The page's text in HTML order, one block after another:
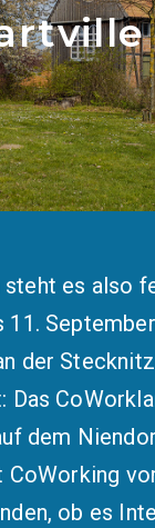
steht es also
11.
der
Das
dem
CoWorking
ob es